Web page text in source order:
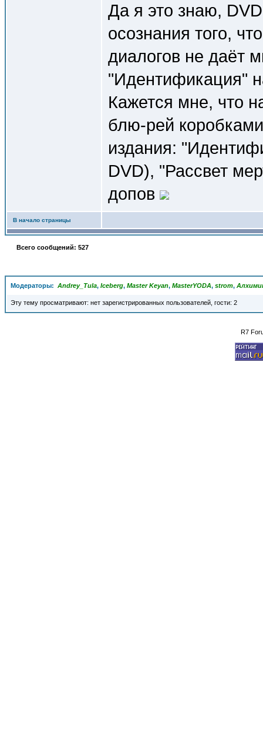
Да я это знаю,
осознания того,
диалогов не даёт
"Идентификация"
Кажется мне, что
блю-рей
издания:
DVD), "Рассвет
допов
В начало страницы
Всего сообщений: 527
Модераторы: Andrey_Tula, Iceberg, Master Keyan, MasterYODA, strom,
Эту тему просматривают: нет зарегистрированных пользователей, гости: 2
R7